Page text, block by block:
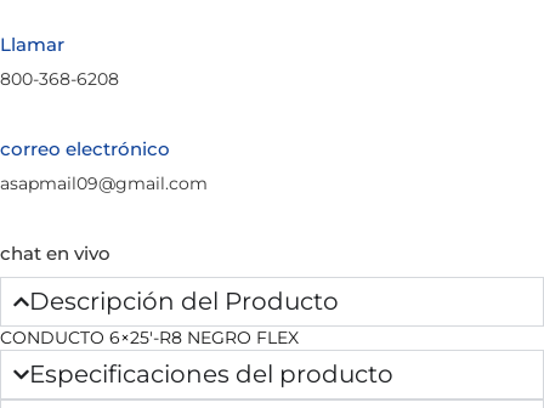
Llamar
800-368-6208
correo electrónico
asapmail09@gmail.com
chat en vivo
Descripción del Producto
CONDUCTO 6×25′-R8 NEGRO FLEX
Especificaciones del producto